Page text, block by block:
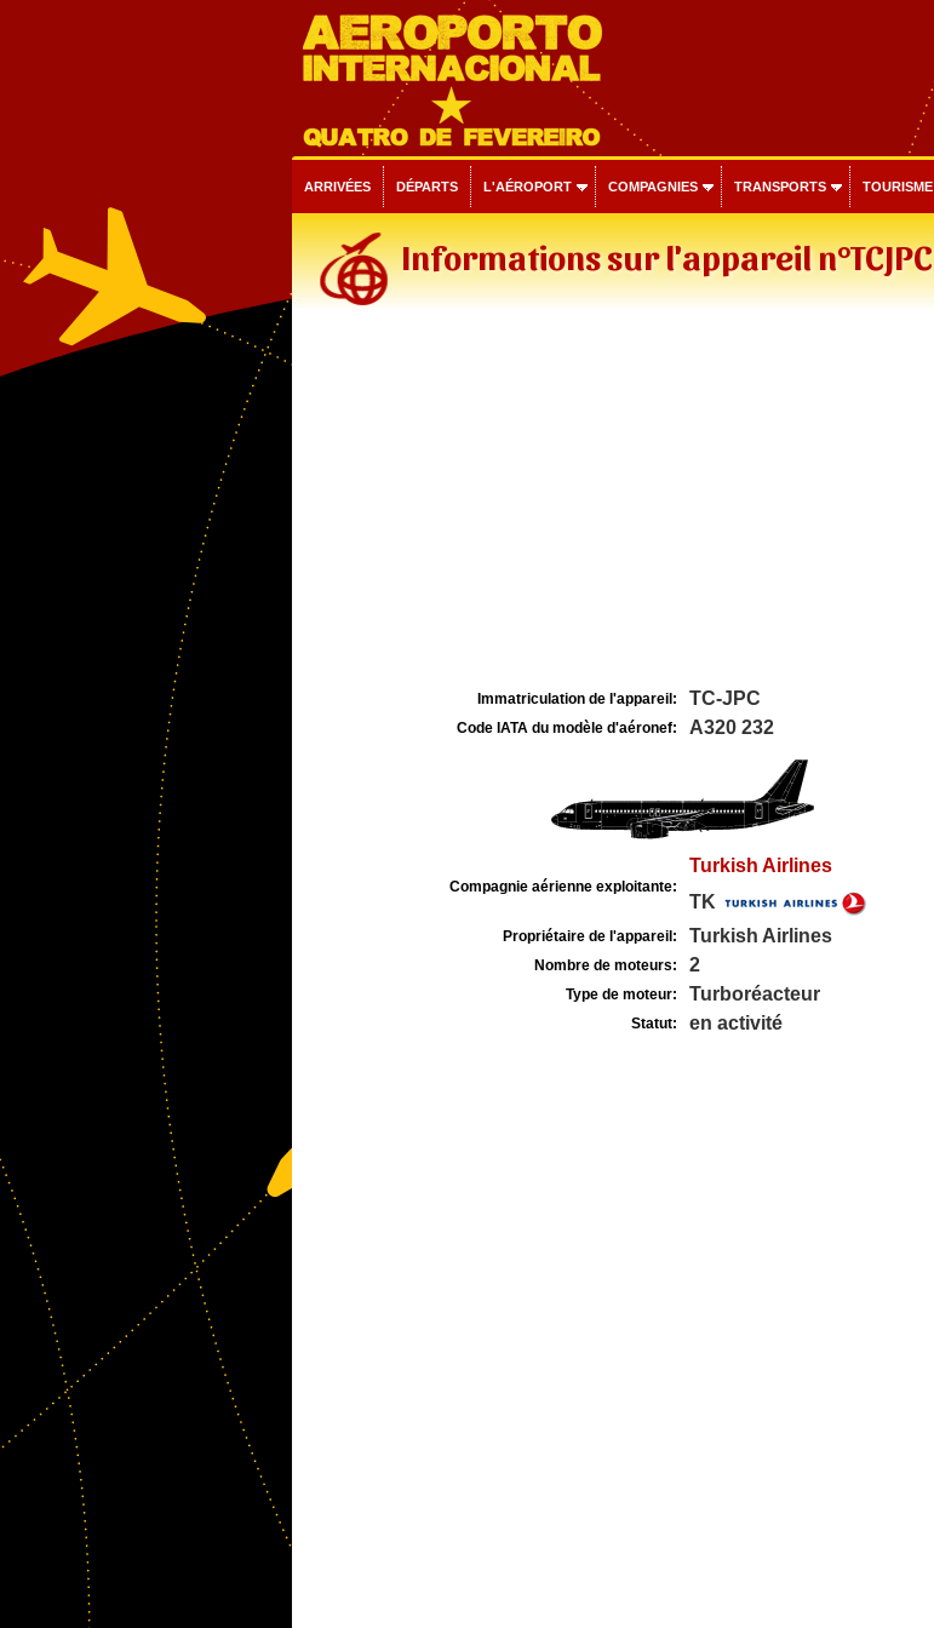
ARRIVÉES DÉPARTS L'AÉROPORT COMPAGNIES TRANSPORTS TOURISME
Informations sur l'appareil n°TCJPC
Immatriculation de l'appareil: TC-JPC
Code IATA du modèle d'aéronef: A320 232
Compagnie aérienne exploitante:
Turkish Airlines
TK
Propriétaire de l'appareil: Turkish Airlines
Nombre de moteurs: 2
Type de moteur: Turboréacteur
Statut: en activité